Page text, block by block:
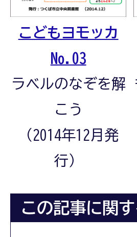
こどもヨモッカ
No.03
ラベルのなぞを解
こう
（2014年12月発
行）
この記事に関